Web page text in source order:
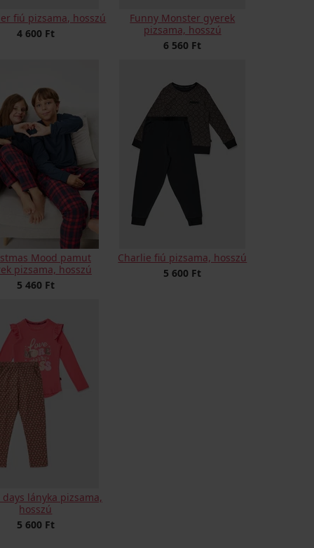
fiú pizsama, hosszú
4 600 Ft
Funny Monster gyerek
pizsama, hosszú
6 560 Ft
Mood pamut
pizsama, hosszú
5 460 Ft
Charlie fiú pizsama, hosszú
5 600 Ft
days lányka pizsama,
hosszú
5 600 Ft